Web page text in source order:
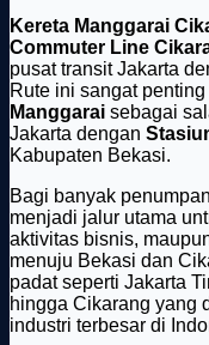
Kereta Manggarai
Commuter Line
pusat transit Jakarta
Rute ini sangat
Manggarai sebagai
Jakarta dengan
Kabupaten Bekasi.
Bagi banyak
menjadi jalur utama
aktivitas bisnis,
menuju Bekasi dan
padat seperti Jakarta
hingga Cikarang yang
industri terbesar di